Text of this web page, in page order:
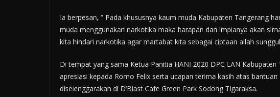
Ia berpesan, ” Pada khususnya kaum muda Kabupaten Tangerang
muda menggunakan narkotika maka harapan dan impianya akan
kita hindari narkotika agar martabat kita sebagai ciptaan allah
Di tempat yang sama Ketua Panitia HANI 2020 DPC LAN
apresiasi kepada Romo Felix serta ucapan terima kasih atas
diselenggarakan di D’Blast Cafe Green Park Sodong Tigaraksa.